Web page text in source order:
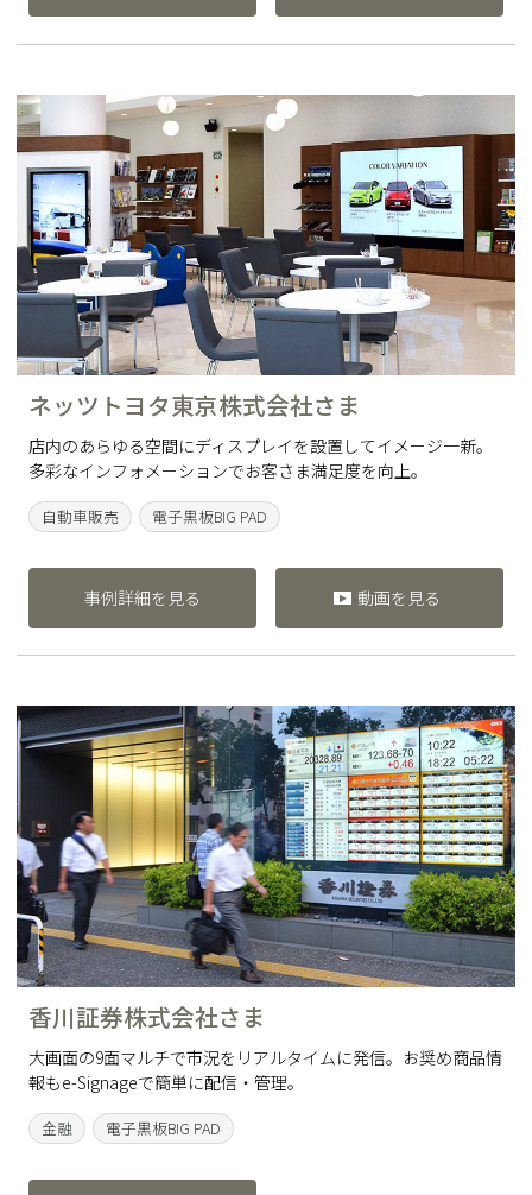
ネッツトヨタ東京株式会社さま
店内のあらゆる空間にディスプレイを設置してイメージ一新。
多彩なインフォメーションでお客さま満足度を向上。
自動車販売 電子黒板BIG PAD
事例詳細を見る 動画を見る
香川証券株式会社さま
大画面の9面マルチで市況をリアルタイムに発信。お奨め商品情
報もe-Signageで簡単に配信・管理。
金融 電子黒板BIG PAD